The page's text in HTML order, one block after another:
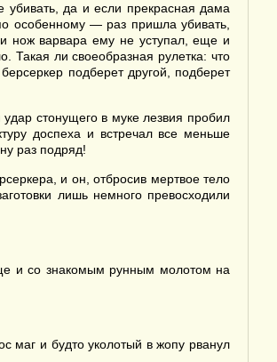
да и если прекрасная дама
особенному — раз пришла убивать,
нож варвара ему не уступал, еще и
Такая ли своеобразная рулетка: что
подберет другой, подберет
стонущего в муке лезвия пробил
доспеха и встречал все меньше
раз подряд!
и он, отбросив мертвое тело
лишь немного превосходили
и со знакомым рунным молотом на
и будто уколотый в жопу рванул